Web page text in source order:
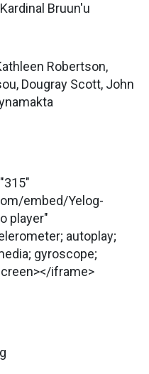
Bruun'u
Robertson,
Dougray Scott, John
embed/Yelog-
player"
autoplay;
gyroscope;
iframe>